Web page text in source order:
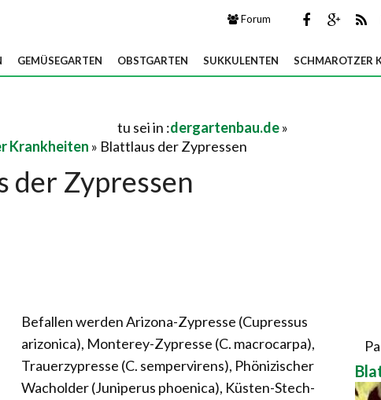
Forum
GEMÜSEGARTEN OBSTGARTEN SUKKULENTEN SCHMAROTZER
tu sei in :dergartenbau.de»
Krankheiten » Blattlaus der Zypressen
der Zypressen
Befallen werden Arizona-Zypresse (Cupressus
arizonica), Monterey-Zypresse (C. macrocarpa),
Trauerzypresse (C. sempervirens), Phönizischer
Wacholder (Juniperus phoenica), Küsten-Stech-